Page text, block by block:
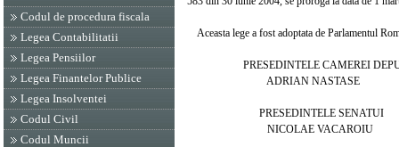
Codul de procedura fiscala
Legea Contabilitatii
Legea Pensiilor
Legea Finantelor Publice
Legea Insolventei
Codul Civil
Codul Muncii
Aceasta lege a fost adoptata de Parlamentul
PRESEDINTELE CAMEREI
ADRIAN NASTASE
PRESEDINTELE SENATUI
NICOLAE VACAROIU